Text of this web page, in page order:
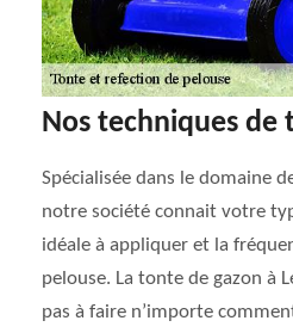
Nos techniques de
Spécialisée dans le domaine
notre société connait votre
idéale à appliquer et la
pelouse. La tonte de gazon à
pas à faire n’importe